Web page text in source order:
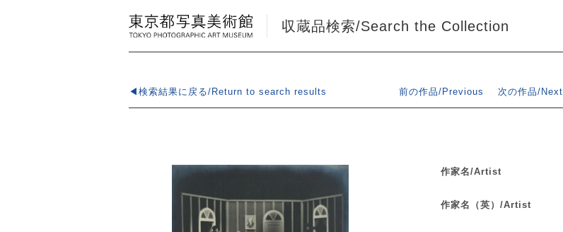
収蔵品検索/Search the Collection
◀検索結果に戻る/Return to search results 前の作品/Previous 次の作品/Next
作家名/Artist
作家名（英）/Artist